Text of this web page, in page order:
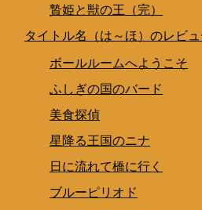
贄姫と獣の王（完）
タイトル名（は～ほ）のレビュ
ボールルームへようこそ
ふしぎの国のバード
美食探偵
星降る王国のニナ
日に流れて橋に行く
ブルーピリオド